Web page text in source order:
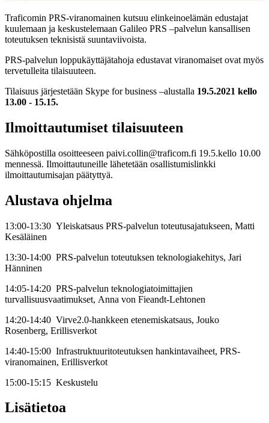
Traficomin PRS-viranomainen kutsuu elinkeinoelämän edustajat
kuulemaan ja keskustelemaan Galileo PRS –palvelun kansallisen
toteutuksen teknisistä suuntaviivoista.
PRS-palvelun loppukäyttäjätahoja edustavat viranomaiset ovat myös
tervetulleita tilaisuuteen.
Tilaisuus järjestetään Skype for business –alustalla 19.5.2021 kello
13.00 - 15.15.
Ilmoittautumiset tilaisuuteen
Sähköpostilla osoitteeseen paivi.collin@traficom.fi 19.5.kello 10.00
mennessä. Ilmoittautuneille lähetetään osallistumislinkki
ilmoittautumisajan päätyttyä.
Alustava ohjelma
13:00-13:30 Yleiskatsaus PRS-palvelun toteutusajatukseen, Matti
Kesäläinen
13:30-14:00 PRS-palvelun toteutuksen teknologiakehitys, Jari
Hänninen
14:05-14:20 PRS-palvelun teknologiatoimittajien
turvallisuusvaatimukset, Anna von Fieandt-Lehtonen
14:20-14:40 Virve2.0-hankkeen etenemiskatsaus, Jouko
Rosenberg, Erillisverkot
14:40-15:00 Infrastruktuuritoteutuksen hankintavaiheet, PRS-
viranomainen, Erillisverkot
15:00-15:15 Keskustelu
Lisätietoa